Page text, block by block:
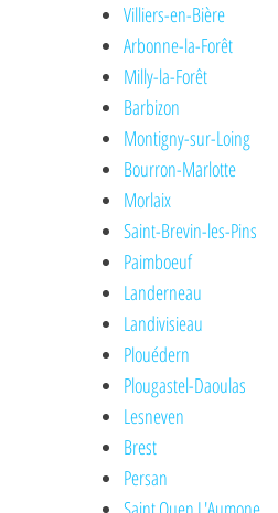
Villiers-en-Bière
Arbonne-la-Forêt
Milly-la-Forêt
Barbizon
Montigny-sur-Loing
Bourron-Marlotte
Morlaix
Saint-Brevin-les-Pins
Paimboeuf
Landerneau
Landivisieau
Plouédern
Plougastel-Daoulas
Lesneven
Brest
Persan